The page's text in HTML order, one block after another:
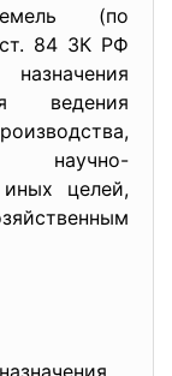
(по
ст. 84 ЗК РФ
ведения
научно-
иных целей,